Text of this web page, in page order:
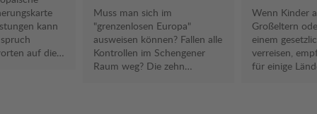
kann
auf die
Muss man sich im
"grenzenlosen Europa"
ausweisen können? Fallen alle
Kontrollen im Schengener
Raum weg? Die zehn
Wenn Kinder
Großeltern
einem
verreisen,
für einige